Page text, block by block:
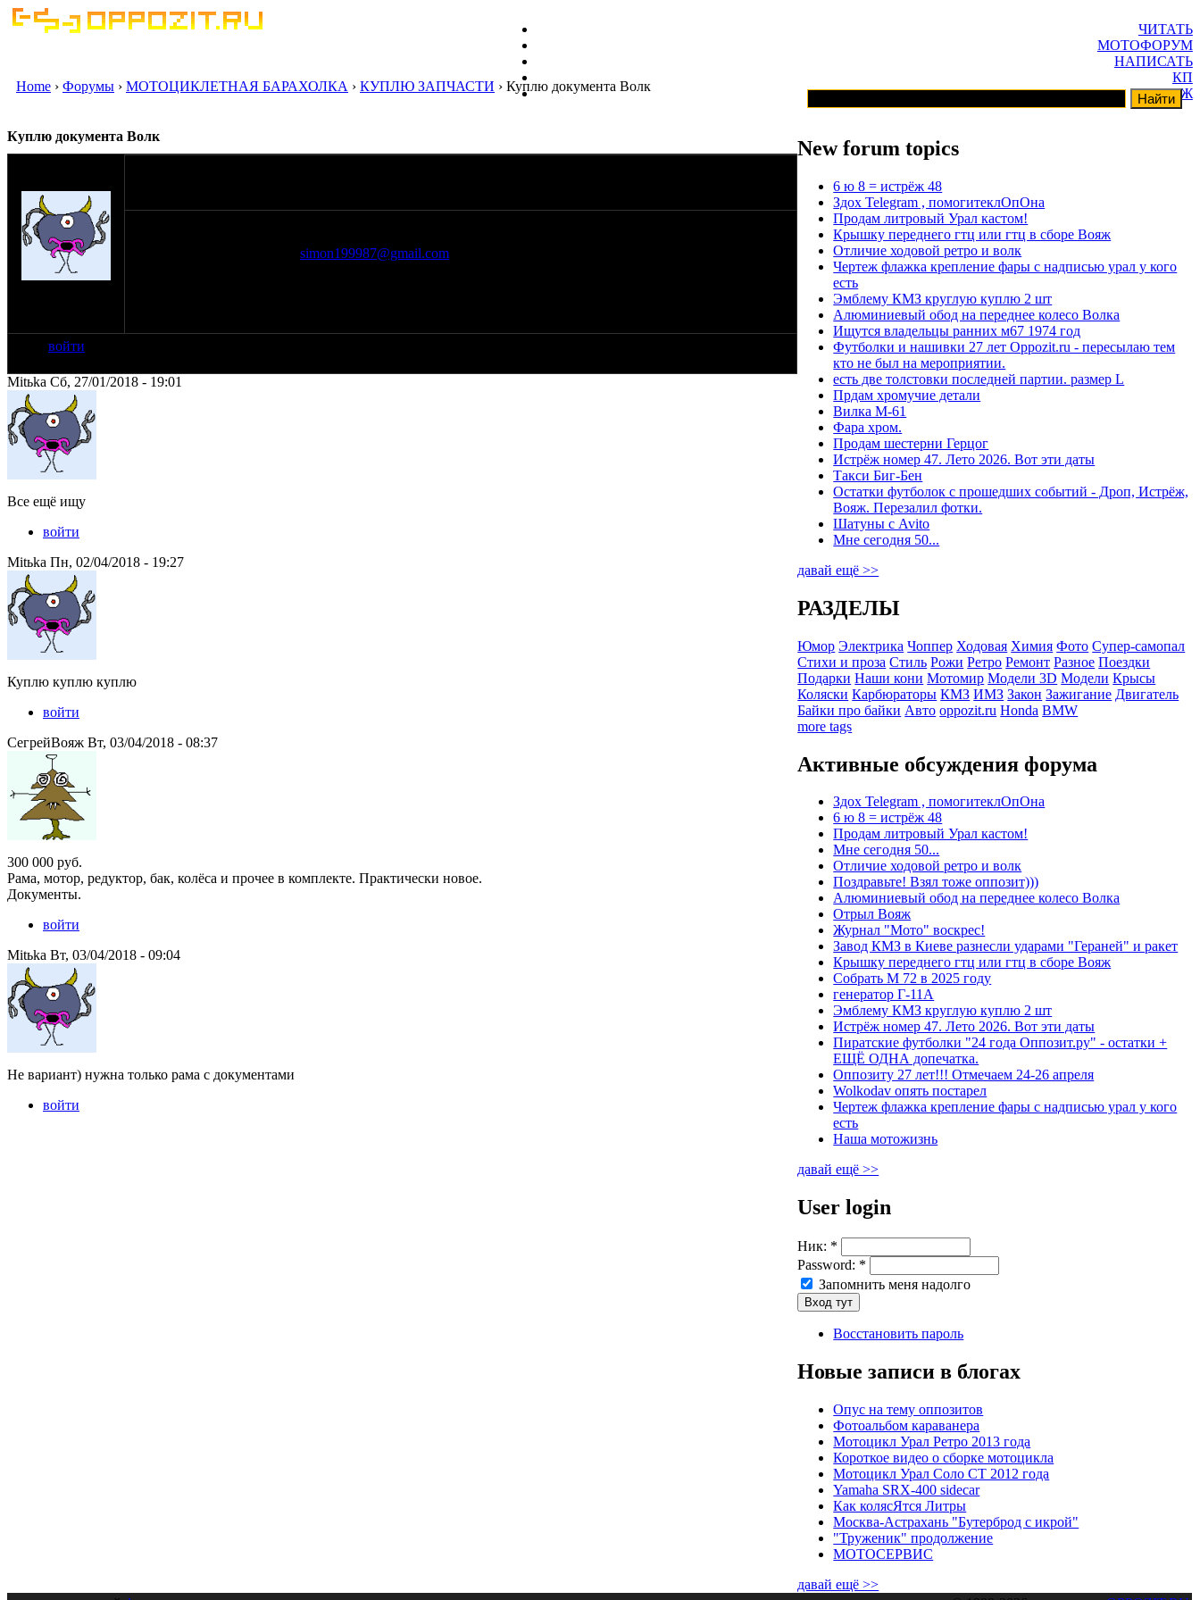
ЧИТАТЬ
МОТОФОРУМ
НАПИСАТЬ
КП
ГАРАЖ
Home › Форумы › МОТОЦИКЛЕТНАЯ БАРАХОЛКА › КУПЛЮ ЗАПЧАСТИ › Куплю документа Волк
Куплю документа Волк
simon199987@gmail.com
войти
Mitьka Сб, 27/01/2018 - 19:01
Все ещё ищу
войти
Mitьka Пн, 02/04/2018 - 19:27
Куплю куплю куплю
войти
СегрейВояж Вт, 03/04/2018 - 08:37
300 000 руб.
Рама, мотор, редуктор, бак, колёса и прочее в комплекте. Практически новое.
Документы.
войти
Mitьka Вт, 03/04/2018 - 09:04
Не вариант) нужна только рама с документами
войти
New forum topics
6 ю 8 = истрёж 48
Здох Telegram , помогитеклОпОна
Продам литровый Урал кастом!
Крышку переднего гтц или гтц в сборе Вояж
Отличие ходовой ретро и волк
Чертеж флажка крепление фары с надписью урал у кого
есть
Эмблему КМЗ круглую куплю 2 шт
Алюминиевый обод на переднее колесо Волка
Ищутся владельцы ранних м67 1974 год
Футболки и нашивки 27 лет Oppozit.ru - пересылаю тем
кто не был на мероприятии.
есть две толстовки последней партии. размер L
Прдам хромучие детали
Вилка М-61
Фара хром.
Продам шестерни Герцог
Истрёж номер 47. Лето 2026. Вот эти даты
Такси Биг-Бен
Остатки футболок с прошедших событий - Дроп, Истрёж,
Вояж. Перезалил фотки.
Шатуны с Avito
Мне сегодня 50...
давай ещё >>
РАЗДЕЛЫ
Юмор Электрика Чоппер Ходовая Химия Фото Супер-самопал
Стихи и проза Стиль Рожи Ретро Ремонт Разное Поездки
Подарки Наши кони Мотомир Модели 3D Модели Крысы
Коляски Карбюраторы КМЗ ИМЗ Закон Зажигание Двигатель
Байки про байки Авто oppozit.ru Honda BMW
more tags
Активные обсуждения форума
Здох Telegram , помогитеклОпОна
6 ю 8 = истрёж 48
Продам литровый Урал кастом!
Мне сегодня 50...
Отличие ходовой ретро и волк
Поздравьте! Взял тоже оппозит)))
Алюминиевый обод на переднее колесо Волка
Отрыл Вояж
Журнал "Мото" воскрес!
Завод КМЗ в Киеве разнесли ударами "Гераней" и ракет
Крышку переднего гтц или гтц в сборе Вояж
Собрать М 72 в 2025 году
генератор Г-11А
Эмблему КМЗ круглую куплю 2 шт
Истрёж номер 47. Лето 2026. Вот эти даты
Пиратские футболки "24 года Оппозит.ру" - остатки +
ЕЩЁ ОДНА допечатка.
Оппозиту 27 лет!!! Отмечаем 24-26 апреля
Wolkodav опять постарел
Чертеж флажка крепление фары с надписью урал у кого
есть
Наша мотожизнь
давай ещё >>
User login
Ник: *
Password: *
Запомнить меня надолго
Восстановить пароль
Новые записи в блогах
Опус на тему оппозитов
Фотоальбом караванера
Мотоцикл Урал Ретро 2013 года
Короткое видео о сборке мотоцикла
Мотоцикл Урал Соло СТ 2012 года
Yamaha SRX-400 sidecar
Как колясЯтся Литры
Москва-Астрахань "Бутерброд с икрой"
"Труженик" продолжение
МОТОСЕРВИС
давай ещё >>